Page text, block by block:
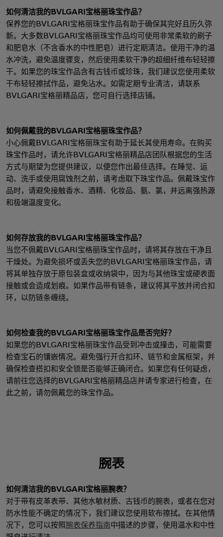
如何清洁我的BVLGARI宝格丽珠宝作品？
保养您的BVLGARI宝格丽珠宝作品有助于确保其完好且历久弥
新。大多数BVLGARI宝格丽珠宝作品均可使用非常柔软的刷子
和肥皂水（不含香水的中性肥皂）进行定期清洁。使用干净的温
水冲洗，避免温度骤变，然后使用柔软干净的超细纤维布轻轻擦
干。如果您的珠宝作品含有古钱币或珍珠，我们建议您使用柔软
干布轻轻擦拭作品，避免沾水。如需定期专业清洁，请联系
BVLGARI宝格丽精品店，您可自行选择店铺。
如何佩戴我的BVLGARI宝格丽珠宝作品？
小心佩戴BVLGARI宝格丽珠宝有助于延长其使用寿命。在购买
珠宝作品时，请允许BVLGARI宝格丽精品店团队根据您的生活
方式与期望为您提供建议，以便您作出最佳选择。在睡觉、运
动、洗手或使用腐蚀剂之前，请考虑取下珠宝作品。佩戴珠宝作
品时，请避免接触香水、酒精、化妆品、氨、氯，并远离强热源
和极端温度变化。
如何存放我的BVLGARI宝格丽珠宝作品？
当您不佩戴BVLGARI宝格丽珠宝作品时，请将其存放在干净且
干燥处。为避免损坏或丢失您的BVLGARI宝格丽珠宝作品，请
将其单独存放于原包装盒或收纳袋中，因为与其他珠宝或硬表面
接触或会造成划痕。如果作品带有链条，建议将其平放并闭合扣
环，以防链条缠绕。
如何检查我的BVLGARI宝格丽珠宝作品是否完好？
如果您的BVLGARI宝格丽珠宝作品受到冲击或撞击，可能需要
检查宝石的镶嵌情况。避免强行开合扣环、链节和金属框架，并
确保检查搭扣和安全锁是否能够正确闭合。如果您有任何疑虑，
请前往您选择的BVLGARI宝格丽精品店并请专家进行检查，在
此之前，请勿佩戴您的珠宝作品。
腕表
如何清洁我的BVLGARI宝格丽腕表？
对于带有皮革表带、其他水敏材质、古钱币的腕表，或者在您对
防水性能不确定的情况下，我们建议您使用软布擦拭。在其他情
况下，您可以按照腕表保养指南中描述的步骤，使用温水和中性